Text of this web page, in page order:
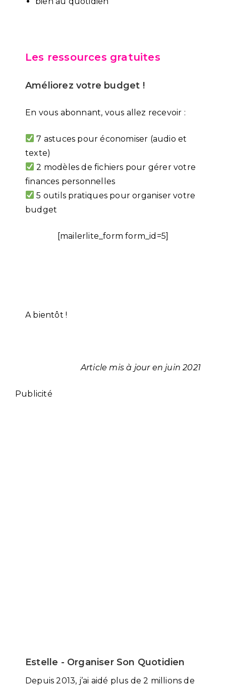
Les ressources gratuites
Améliorez votre budget !
En vous abonnant, vous allez recevoir :
7 astuces pour économiser (audio et
texte)
2 modèles de fichiers pour gérer votre
finances personnelles
5 outils pratiques pour organiser votre
budget
[mailerlite_form form_id=5]
A bientôt !
Article mis à jour en juin 2021
Publicité
Estelle - Organiser Son Quotidien
Depuis 2013, j’ai aidé plus de 2 millions de